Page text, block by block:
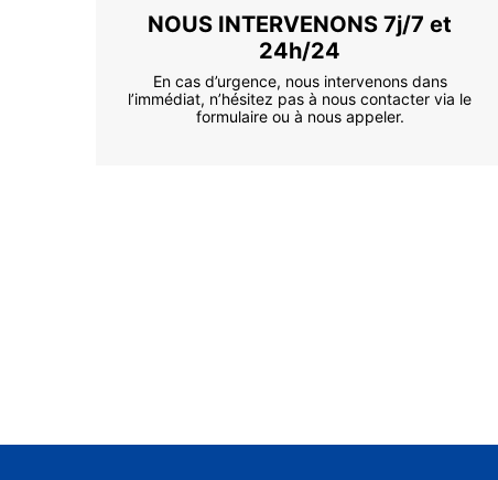
NOUS INTERVENONS 7j/7 et
24h/24
En cas d’urgence, nous intervenons dans
l’immédiat, n’hésitez pas à nous contacter via le
formulaire ou à nous appeler.